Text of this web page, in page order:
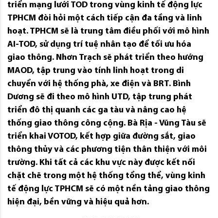
triển mạng lưới TOD trong vùng kinh tế động lực
TPHCM đòi hỏi một cách tiếp cận đa tầng và linh
hoạt. TPHCM sẽ là trung tâm điều phối với mô hình
AI-TOD, sử dụng trí tuệ nhân tạo để tối ưu hóa
giao thông. Nhơn Trạch sẽ phát triển theo hướng
MAOD, tập trung vào tính linh hoạt trong di
chuyển với hệ thống phà, xe điện và BRT. Bình
Dương sẽ đi theo mô hình UTD, tập trung phát
triển đô thị quanh các ga tàu và nâng cao hệ
thống giao thông công cộng. Bà Rịa - Vũng Tàu sẽ
triển khai VOTOD, kết hợp giữa đường sắt, giao
thông thủy và các phương tiện thân thiện với môi
trường. Khi tất cả các khu vực này được kết nối
chặt chẽ trong một hệ thống tổng thể, vùng kinh
tế động lực TPHCM sẽ có một nền tảng giao thông
hiện đại, bền vững và hiệu quả hơn.